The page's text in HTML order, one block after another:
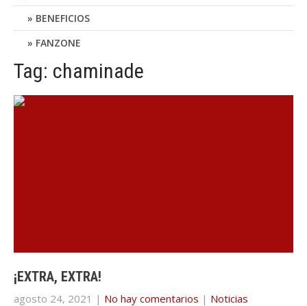
BENEFICIOS
FANZONE
Tag: chaminade
¡EXTRA, EXTRA!
agosto 24, 2021 | No hay comentarios | Noticias